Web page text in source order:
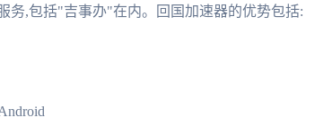
务,包括"吉事办"在内。回国加速器的优势包括: